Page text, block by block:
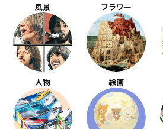
風景 フラワー
人物 絵画